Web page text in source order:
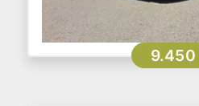
9.450